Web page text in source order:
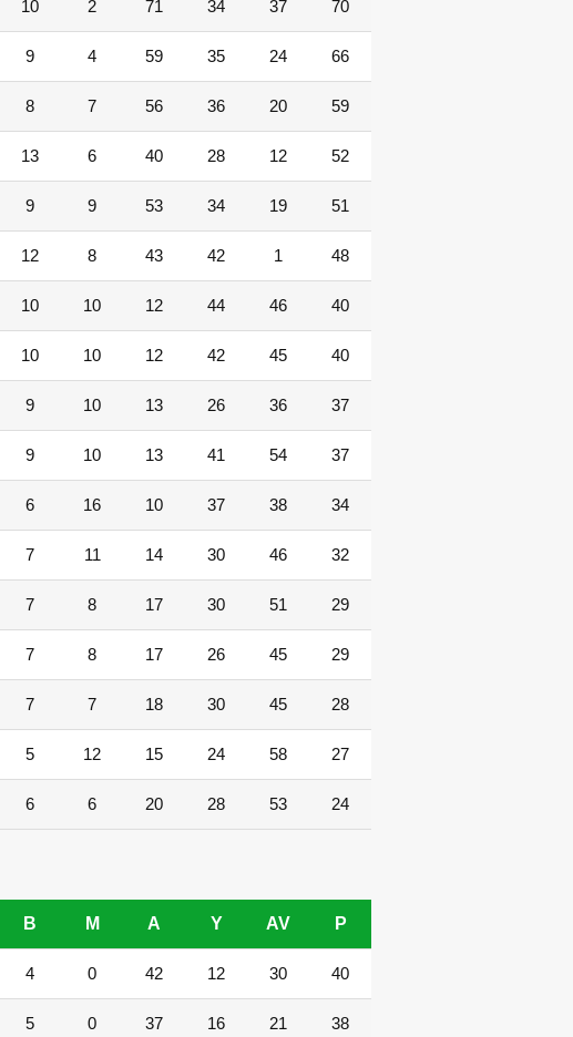
10 2 71 34 37 70
9 4 59 35 24 66
8 7 56 36 20 59
13 6 40 28 12 52
9 9 53 34 19 51
12 8 43 42 1 48
10 10 12 44 46 40
10 10 12 42 45 40
9 10 13 26 36 37
9 10 13 41 54 37
6 16 10 37 38 34
7 11 14 30 46 32
7 8 17 30 51 29
7 8 17 26 45 29
7 7 18 30 45 28
5 12 15 24 58 27
6 6 20 28 53 24
B M A Y AV P
4 0 42 12 30 40
5 0 37 16 21 38